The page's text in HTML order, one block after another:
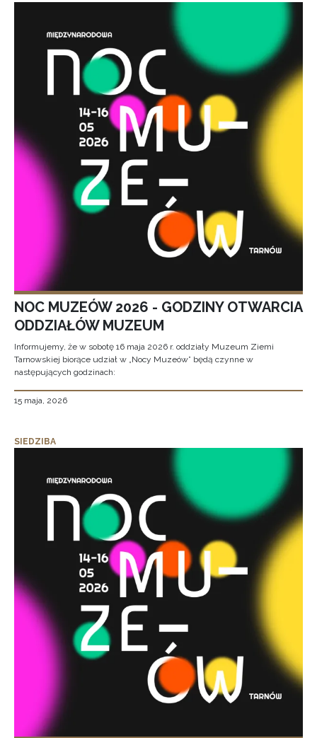
NOC MUZEÓW 2026 - GODZINY OTWARCIA
ODDZIAŁÓW MUZEUM
Informujemy, że w sobotę 16 maja 2026 r. oddziały Muzeum Ziemi
Tarnowskiej biorące udział w „Nocy Muzeów” będą czynne w
następujących godzinach:
15 maja, 2026
SIEDZIBA